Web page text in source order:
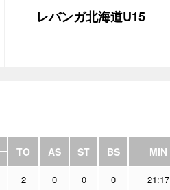
レバンガ北海道U15
TO AS ST BS MIN
2 0 0 0 21:17